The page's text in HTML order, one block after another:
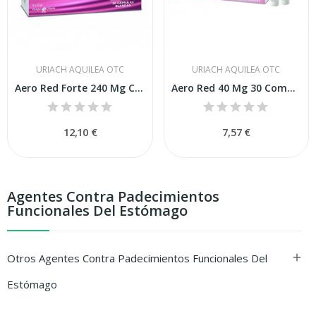
Agentes Contra Padecimientos
Funcionales Del Estómago
Otros Agentes Contra Padecimientos Funcionales Del
Estómago

URIACH AQUILEA OTC
Aero Red Forte 240 Mg Cápsulas Blandas, 20...
12,10 €
URIACH AQUILEA OTC
Aero Red 40 Mg 30 Comprimidos Masticables
7,57 €